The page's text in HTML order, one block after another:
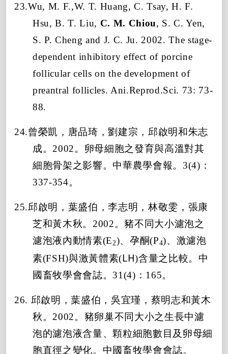
23.Wu, M. F.,W. T. Huang, C. Tsay, H. F.
Hsu, B. T. Liu, C. M. Chiou, S. C. Yen,
S. P. Cheng and J. C. Ju. 2002. The stage-
dependent inhibitory effect of porcine
follicular cells on the development of
preantral follicles. Ani.Reprod.Sci. 73: 73-
88.
24.曾榮凱，唐品琦，劉建宗，邱啟明和朱志
成。2002。卵母細胞之發育與高溫對其
細胞骨架之影響。中華農學會報。3(4)：
337-354。
25.邱啟明，葉盛伯，李志明，林敬雯，張康
芝和黃木秋。2002。豬不同大小濾泡之
濾泡液內動情素(E2)、孕酮(P4)、激濾泡
素(FSH)與激黃體素(LH)含量之比較。中
國畜牧學會會誌。31(4)：165。
26. 邱啟明，葉盛伯，吳宜瑾，蔡明志和黃木
秋。2002。豬卵巢不同大小之生長中濾
泡的濾泡液含量、顆粒細胞數目及卵母細
胞直徑之變化。中國畜牧學會會誌。